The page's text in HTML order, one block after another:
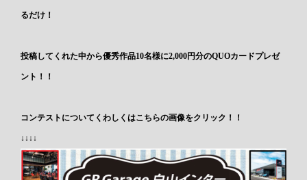
るだけ！
投稿してくれた中から優秀作品10名様に2,000円分のQUOカードプレゼ
ント！！
コンテストについてくわしくはこちらの画像をクリック！！
↓↓↓↓